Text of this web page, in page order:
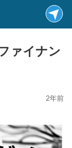
ァイナン
2年前